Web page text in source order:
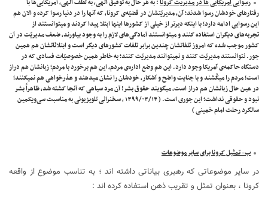
رسوایی امریکایی ها در مدیریت کرونا: به هر حال به توفیق الهی، به لطف الهی، آمریکایی‌ها با
رفتارهای خودشان رسوا شدند؛ آن، مدیریّتشان در قضیّه‌ی کرونا، که آنها را در دنیا رسوا کرده و الان هم
این رسوایی ادامه دارد؛ با اینکه دیرتر از خیلی از کشورها اینها ابتلا پیدا کردند و میتوانستند از
تجربه‌های دیگران استفاده کنند و میتوانستند آمادگی‌های لازم را به وجود بیاورند، ضعف مدیریّت در آن
کشور موجب شده که امروز تلفاتشان چندین برابر تلفات کشورهای دیگر است و ابتلائاتشان هم همین
جور. نتوانستند مدیریّت کنند و نمیتوانند مدیریّت کنند؛ به خاطر همین خصوصیّات فسادی که در
دستگاه حاکمه‌ی آمریکا وجود دارد. این هم وضع اداره‌ی مردم، این هم برخورد با مردم؛ زبانشان هم دراز
است؛ مردم را میکُشند و با جنایت واضح و آشکار، خودشان را نشان میدهند و عذرخواهی هم نمیکنند؛
در عین حال زبانشان هم دراز است، میگویند حقوق بشر! آن مرد سیاهی که آنجا کشته شد، ظاهراً بشر
نبود و حقوقی نداشت؛ این جوری است. ( ۱۳۹۹/۰۳/۱۴ ، سخنرانی تلویزیونی به مناسبت سی‌ویکمین
سالگرد رحلت امام خمینی )
ب- تمثیل کرونا برای سایر موضوعات
در سایر موضوعاتی که رهبری بیاناتی داشته اند ؛ به تناسب موضوع از واقعه
کرونا ، بعنوان تمثل و تقریب ذهن استفاده کرده اند :